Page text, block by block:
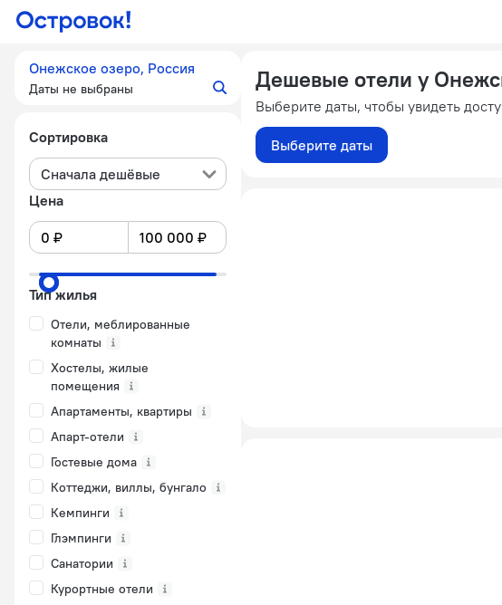
Онежское озеро, Россия
Даты не выбраны
Сортировка
Сначала дешёвые
Цена
Тип жилья
Отели, меблированные
комнаты
Хостелы, жилые
помещения
Апартаменты, квартиры
Апарт-отели
Гостевые дома
Коттеджи, виллы, бунгало
Кемпинги
Глэмпинги
Санатории
Курортные отели
Дешевые отели у
Выберите даты, чтобы увидеть
Выберите даты